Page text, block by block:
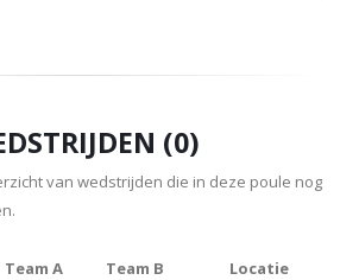
(0)
van wedstrijden die in deze poule nog
Team A Team B Locatie